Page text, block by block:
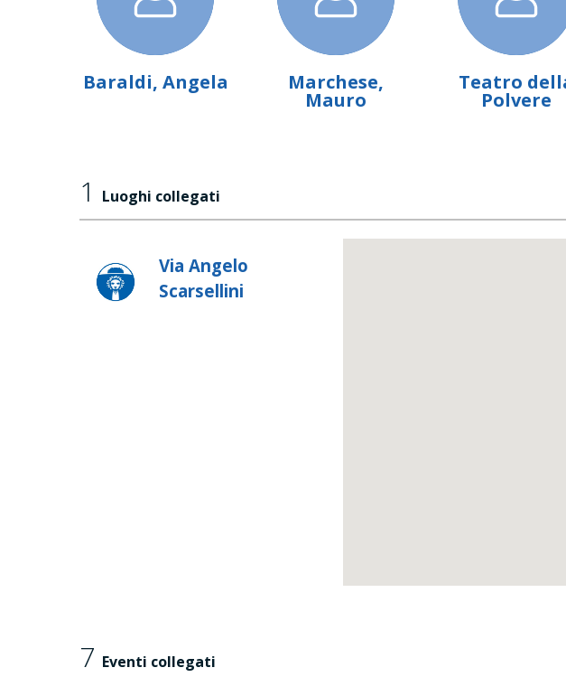
Baraldi, Angela Marchese,
Mauro
Teatro
Polvere
1 Luoghi collegati
Via Angelo
Scarsellini
7 Eventi collegati